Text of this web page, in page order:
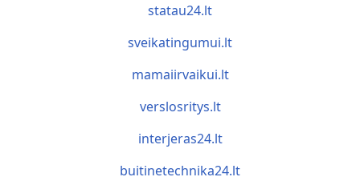
statau24.lt
sveikatingumui.lt
mamaiirvaikui.lt
verslosritys.lt
interjeras24.lt
buitinetechnika24.lt